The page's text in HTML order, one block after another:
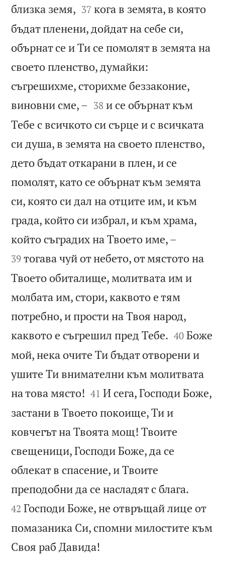
близка земя, 

37 кога в земята, в която
бъдат пленени, дойдат на себе си,
обърнат се и Ти се помолят в земята на
своето пленство, думайки:
съгрешихме, сторихме беззаконие,
виновни сме, – 

38 и се обърнат към
Тебе с всичкото си сърце и с всичката
си душа, в земята на своето пленство,
дето бъдат откарани в плен, и се
помолят, като се обърнат към земята
си, която си дал на отците им, и към
града, който си избрал, и към храма,
който съградих на Твоето име, –
39 тогава чуй от небето, от мястото на
Твоето обиталище, молитвата им и
молбата им, стори, каквото е тям
потребно, и прости на Твоя народ,
каквото е съгрешил пред Тебе. 

40 Боже
мой, нека очите Ти бъдат отворени и
ушите Ти внимателни към молитвата
на това място! 

41 И сега, Господи Боже,
застани в Твоето покоище, Ти и
ковчегът на Твоята мощ! Твоите
свещеници, Господи Боже, да се
облекат в спасение, и Твоите
преподобни да се насладят с блага.
42 Господи Боже, не отвръщай лице от
помазаника Си, спомни милостите към
Своя раб Давида!